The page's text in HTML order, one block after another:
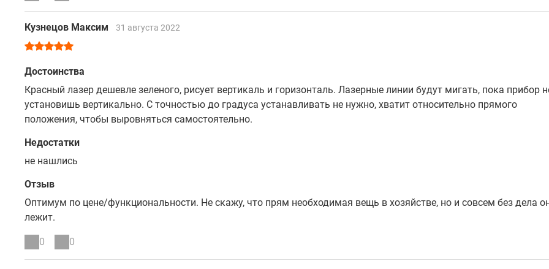
Кузнецов Максим 31 августа 2022
Достоинства
Красный лазер дешевле зеленого, рисует вертикаль и горизонталь. Лазерные линии будут мигать, пока прибор
установишь вертикально. С точностью до градуса устанавливать не нужно, хватит относительно прямого
положения, чтобы выровняться самостоятельно.
Недостатки
не нашлись
Отзыв
Оптимум по цене/функциональности. Не скажу, что прям необходимая вещь в хозяйстве, но и совсем без дела
лежит.
0 0